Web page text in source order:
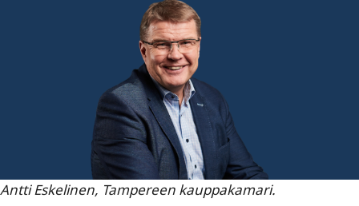
Antti Eskelinen, Tampereen kauppakamari.